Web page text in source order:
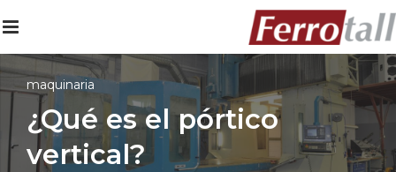
maquinaria
¿Qué es el pórtico
vertical?